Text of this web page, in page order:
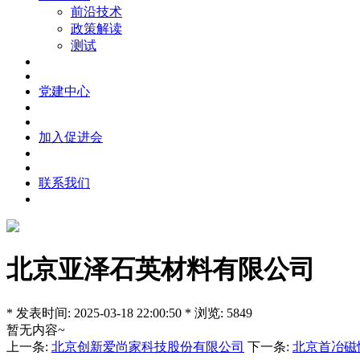
前沿技术
政策解读
测试
党建中心
加入促进会
联系我们
北京亚泽石英材料有限公司
* 发表时间: 2025-03-18 22:00:50 * 浏览: 5849
暂无内容~
上一条: 北京创新爱尚家科技股份有限公司 下一条: 北京首冶磁